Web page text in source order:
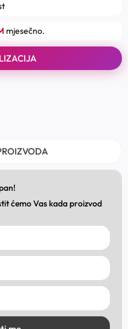
mjesečno.
ćemo Vas kada proizvod